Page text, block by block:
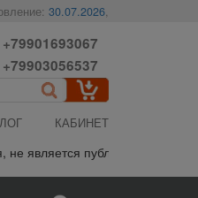
30.07.2026,
+79901693067
+79903056537
КАБИНЕТ
публичной офертой,